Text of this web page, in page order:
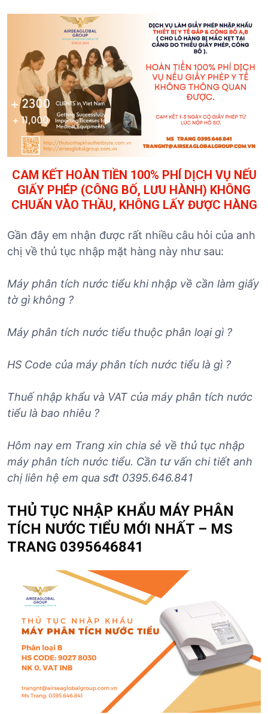
CAM KẾT HOÀN TIỀN 100% PHÍ DỊCH VỤ NẾU
GIẤY PHÉP (CÔNG BỐ, LƯU HÀNH) KHÔNG
CHUẨN VÀO THẦU, KHÔNG LẤY ĐƯỢC HÀNG
Gần đây em nhận được rất nhiều câu hỏi của anh
chị về thủ tục nhập mặt hàng này như sau:
Máy phân tích nước tiểu khi nhập về cần làm giấy
tờ gì không ?
Máy phân tích nước tiểu thuộc phân loại gì ?
HS Code của máy phân tích nước tiểu là gì ?
Thuế nhập khẩu và VAT của máy phân tích nước
tiểu là bao nhiêu ?
Hôm nay em Trang xin chia sẻ về thủ tục nhập
máy phân tích nước tiểu. Cần tư vấn chi tiết anh
chị liên hệ em qua sđt 0395.646.841
THỦ TỤC NHẬP KHẨU MÁY PHÂN
TÍCH NƯỚC TIỂU MỚI NHẤT – MS
TRANG 0395646841